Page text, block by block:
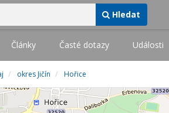
Hledat
Články Časté dotazy Události
okres Jičín Hořice